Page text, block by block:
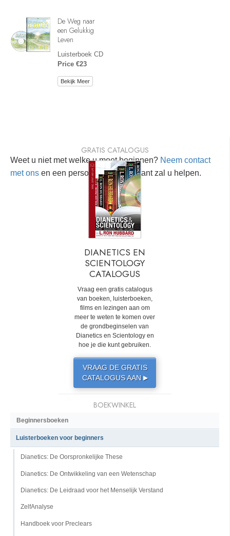
De Weg naar
een Gelukkig
Leven
Luisterboek CD
Price €23
Bekijk Meer
Weet u niet met welke u moet beginnen? Neem contact
met ons en een persoonlijke consultant zal u helpen.
GRATIS CATALOGUS
DIANETICS EN
SCIENTOLOGY
CATALOGUS
Vraag een gratis catalogus
van boeken, luisterboeken,
films en lezingen aan om
meer te weten te komen over
de grondbeginselen van
Dianetics en Scientology en
hoe je die kunt gebruiken.
VRAAG DE GRATIS
CATALOGUS AAN ▶
BOEKWINKEL
Beginnersboeken
Luisterboeken voor beginners
Dianetics: De Oorspronkelijke These
Dianetics: De Ontwikkeling van een Wetenschap
Dianetics: De Leidraad voor het Menselijk Verstand
ZelfAnalyse
Handboek voor Preclears